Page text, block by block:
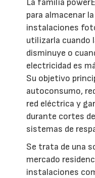
para almacenar
instalaciones
utilizarla cuando
disminuye o
electricidad es
Su objetivo
autoconsumo,
red eléctrica y
durante cortes
sistemas de
Se trata de una
mercado
instalaciones